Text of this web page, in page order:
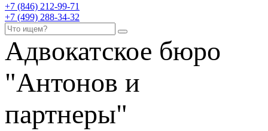
+7 (846) 212-99-71
+7 (499) 288-34-32
Адвокатское бюро
"Антонов и
партнеры"